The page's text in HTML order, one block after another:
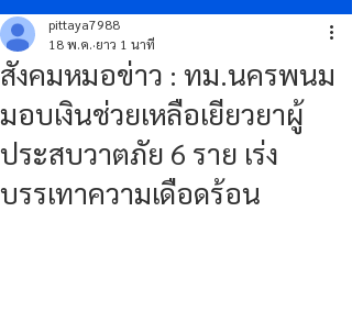
สังคมหมอข่าว : ทม.นครพนม
มอบเงินช่วยเหลือเยียวยาผู้
ประสบวาตภัย 6 ราย เร่ง
บรรเทาความเดือดร้อน
pittaya7988
18 พ.ค. ยาว 1 นาที